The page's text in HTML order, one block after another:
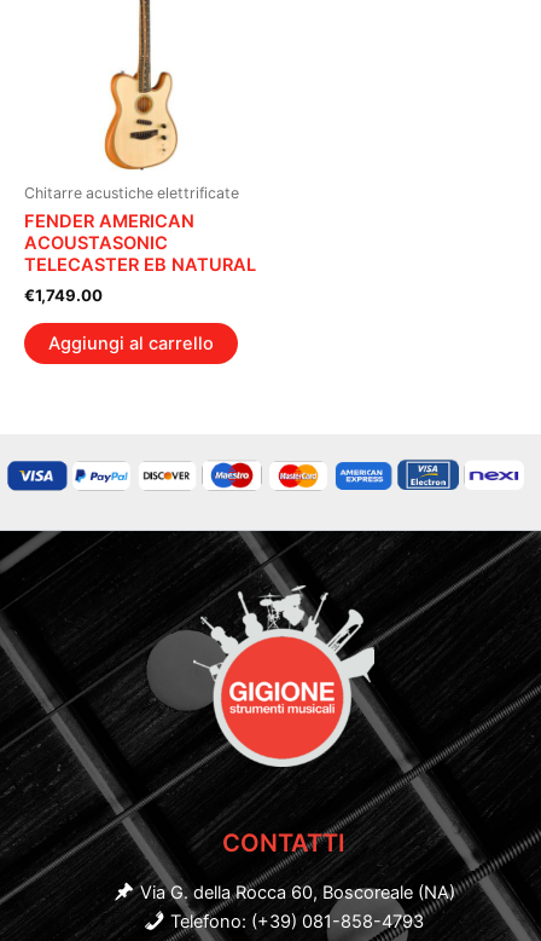
Chitarre acustiche elettrificate
FENDER AMERICAN
ACOUSTASONIC
TELECASTER EB NATURAL
€1,749.00
Aggiungi al carrello
CONTATTI
Via G. della Rocca 60, Boscoreale (NA)
Telefono: (+39) 081-858-4793